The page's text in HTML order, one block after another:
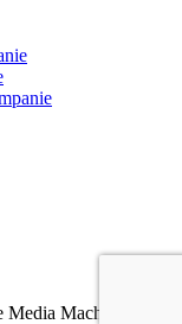
Machine